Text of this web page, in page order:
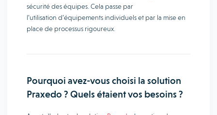
sécurité des équipes. Cela passe par
l’utilisation d’équipements individuels et par la mise en
place de processus rigoureux.
Pourquoi avez-vous choisi la solution
Praxedo ? Quels étaient vos besoins ?